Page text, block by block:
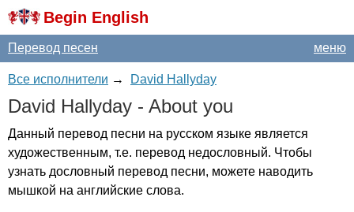
Begin English
меню
Перевод песен
Все исполнители → David Hallyday
David Hallyday - About you
Данный перевод песни на русском языке является
художественным, т.е. перевод недословный. Чтобы
узнать дословный перевод песни, можете наводить
мышкой на английские слова.